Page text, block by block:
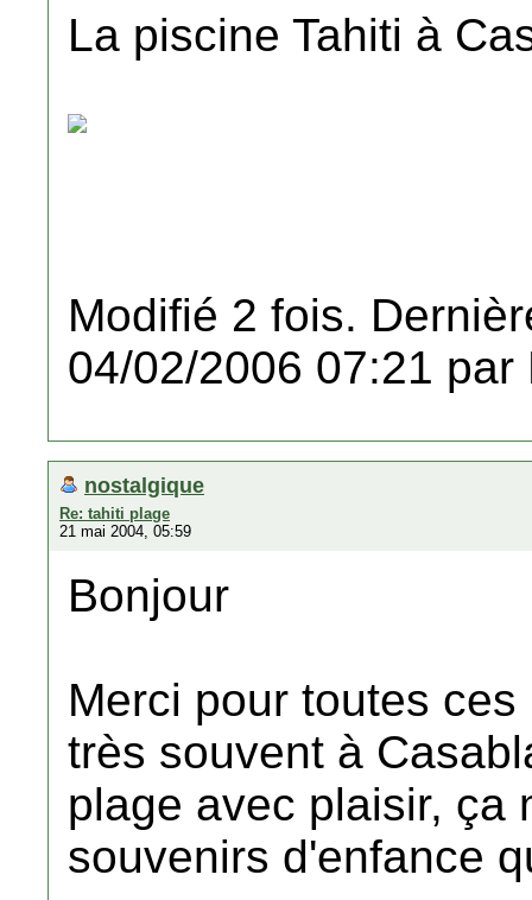
La piscine Tahiti à
Modifié 2 fois.
04/02/2006 07:21 par
nostalgique
Re: tahiti plage
21 mai 2004, 05:59
Bonjour
Merci pour toutes
très souvent à
plage avec plaisir, ça
souvenirs d'enfance